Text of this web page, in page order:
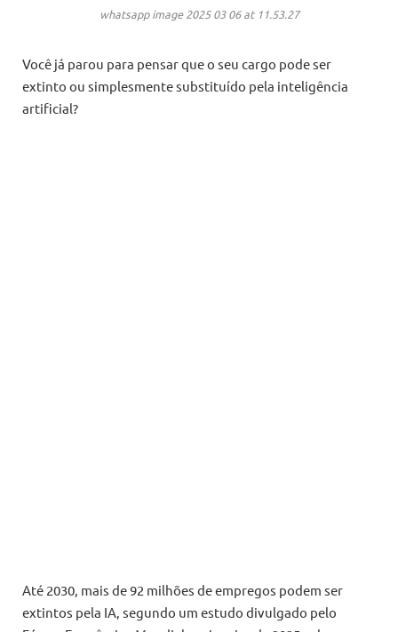
whatsapp image 2025 03 06 at 11.53.27
Você já parou para pensar que o seu cargo pode ser
extinto ou simplesmente substituído pela inteligência
artificial?
Até 2030, mais de 92 milhões de empregos podem ser
extintos pela IA, segundo um estudo divulgado pelo